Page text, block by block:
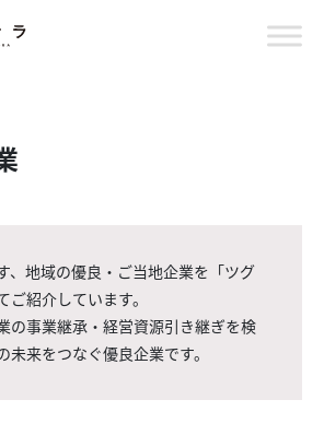
、地域の優良・ご当地企業を「ツグ
ご紹介しています。
の事業継承・経営資源引き継ぎを検
未来をつなぐ優良企業です。